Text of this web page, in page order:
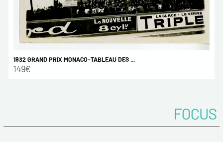
1932 GRAND PRIX MONACO-TABLEAU DES ...
149€
FOCUS